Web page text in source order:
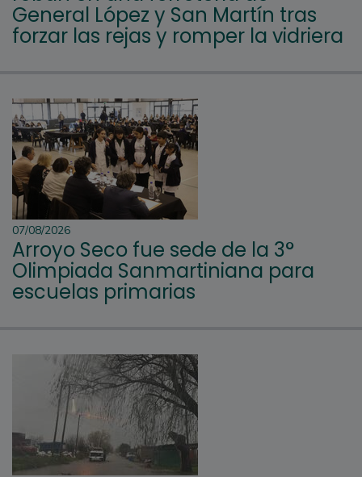
General López y San Martín tras
forzar las rejas y romper la vidriera
07/08/2026
Arroyo Seco fue sede de la 3°
Olimpiada Sanmartiniana para
escuelas primarias